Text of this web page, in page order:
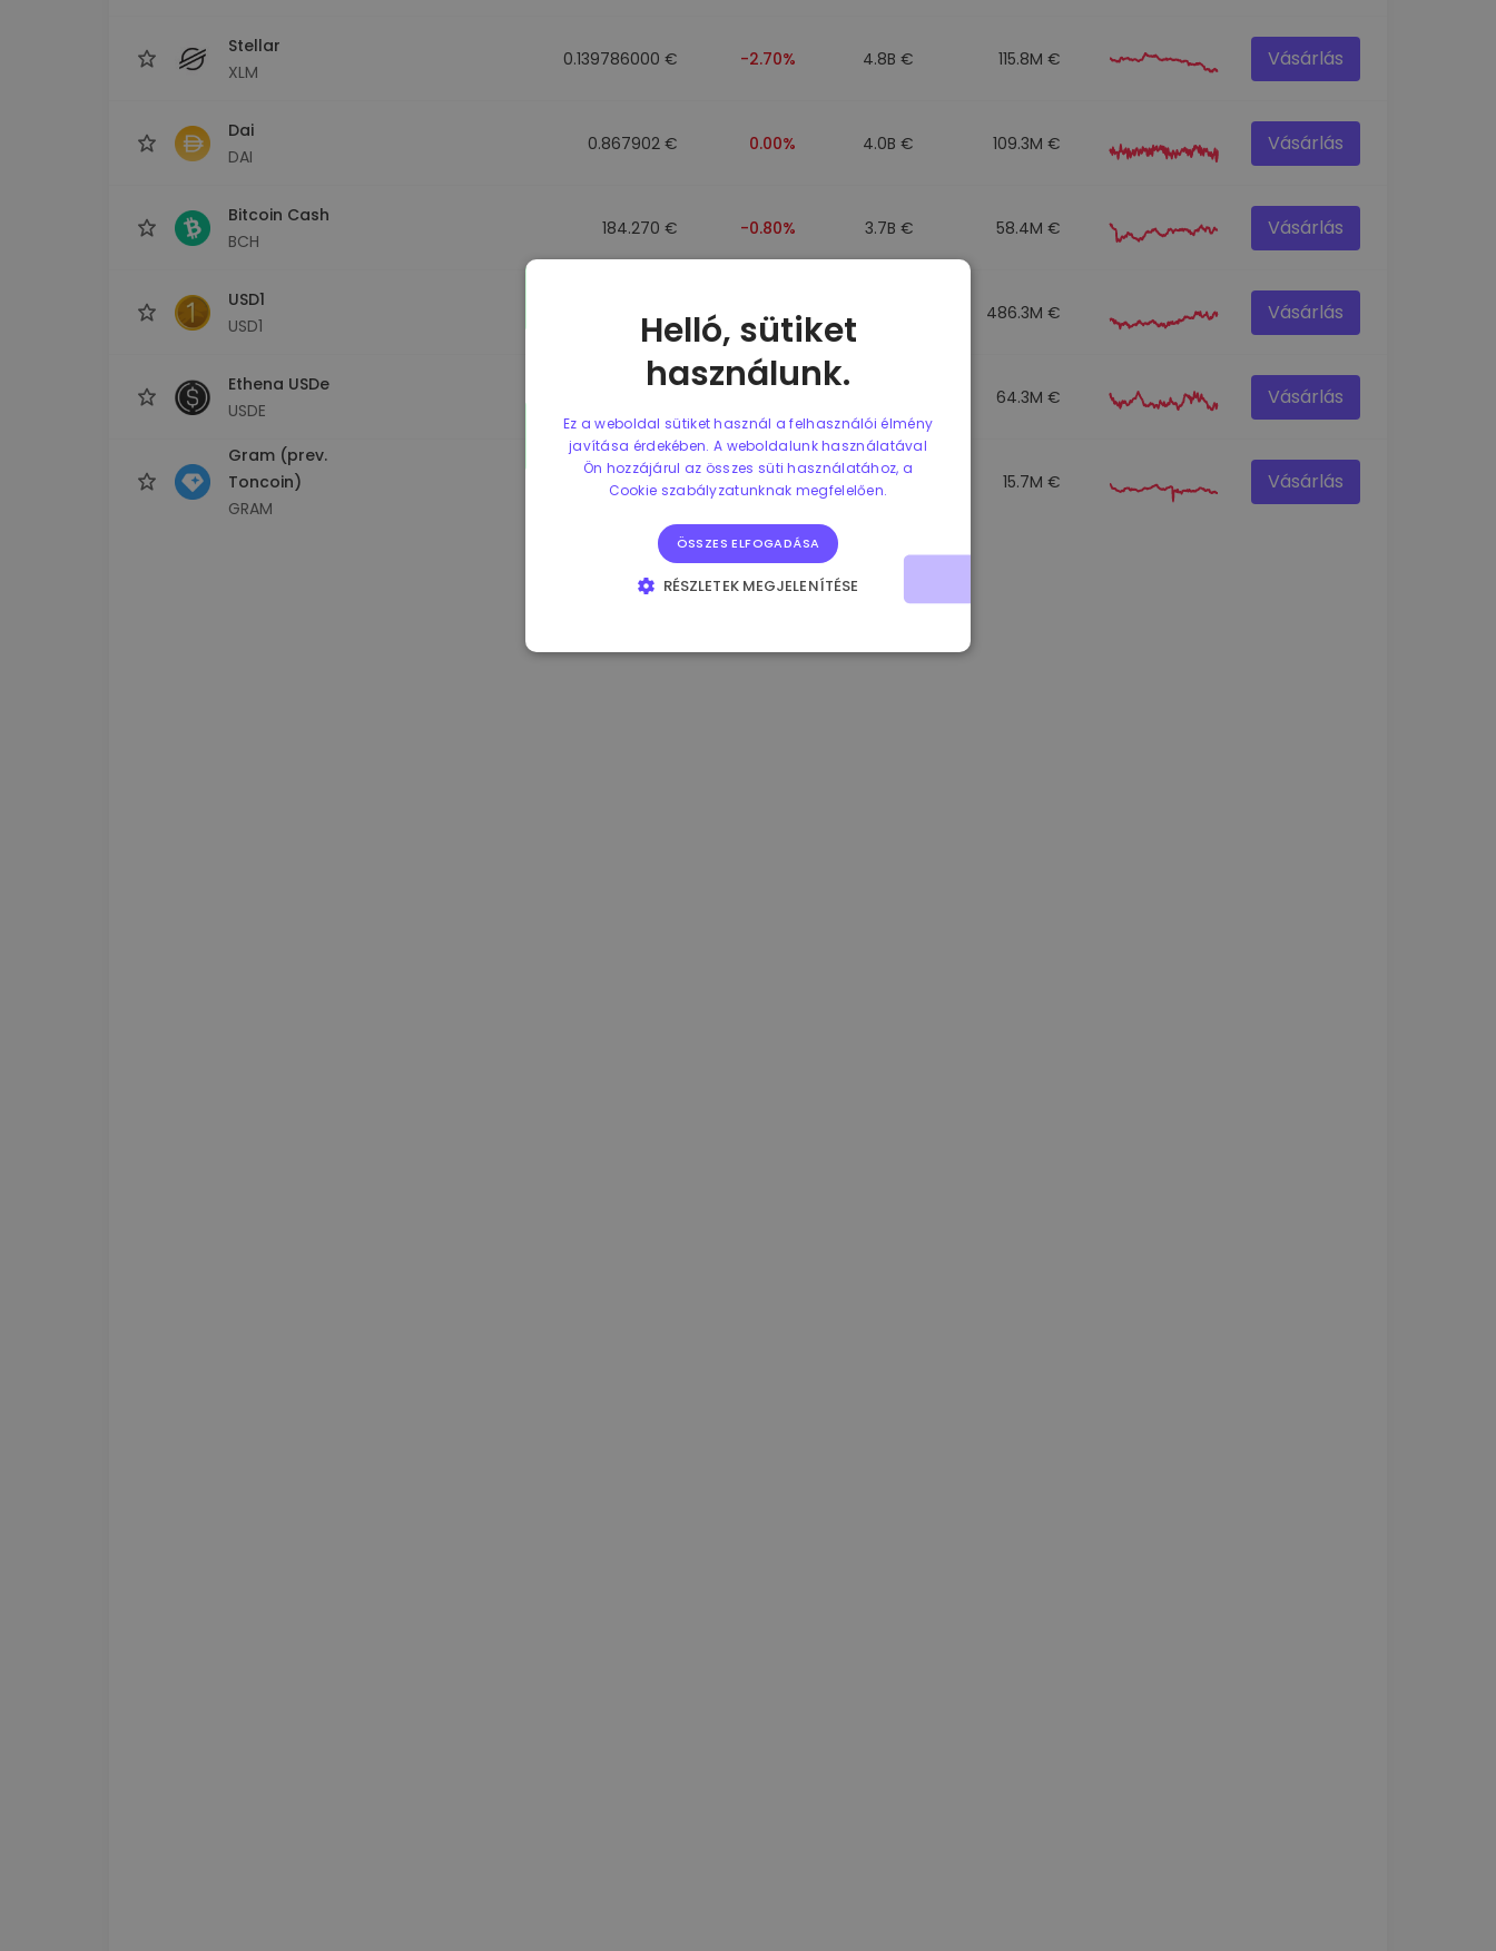
Stellar
XLM
0.139786000 € -2.70% 4.8B € 115.8M € Vásárlás
Dai
DAI
0.867902 € 0.00% 4.0B € 109.3M € Vásárlás
Bitcoin Cash
BCH
184.270 € -0.80% 3.7B € 58.4M € Vásárlás
USD1
USD1
0.00% 486.3M € Vásárlás
Ethena USDe
USDE
64.3M € Vásárlás
Gram (prev.
Toncoin)
GRAM
1.190000 € -2.10% 3.3B € 15.7M € Vásárlás
Helló, sütiket
használunk.
Ez a weboldal sütiket használ a felhasználói élmény
javítása érdekében. A weboldalunk használatával
Ön hozzájárul az összes süti használatához, a
Cookie szabályzatunknak megfelelően.
ÖSSZES ELFOGADÁSA
RÉSZLETEK MEGJELENÍTÉSE